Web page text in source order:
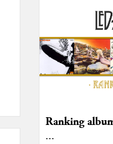
Ranking
...